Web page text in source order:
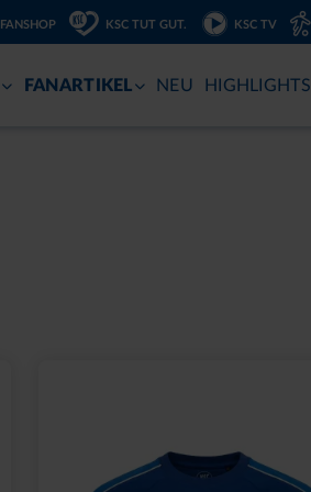
FANSHOP KSC TUT GUT. KSC TV
FANARTIKEL NEU HIGHLIGHTS